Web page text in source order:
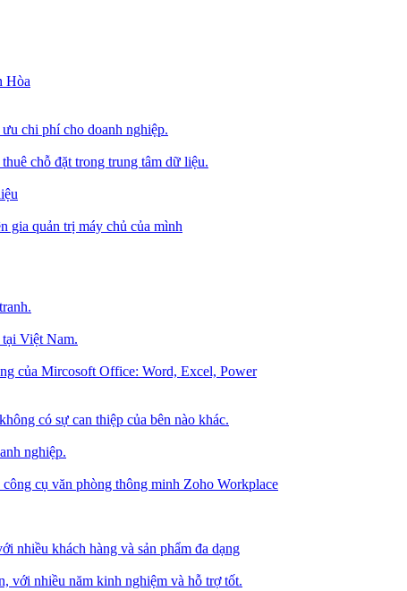
Hòa
chi phí cho doanh nghiệp.
chỗ đặt trong trung tâm dữ liệu.
gia quản trị máy chủ của mình
Việt Nam.
của Mircosoft Office: Word, Excel, Power
có sự can thiệp của bên nào khác.
nghiệp.
cụ văn phòng thông minh Zoho Workplace
nhiều khách hàng và sản phẩm đa dạng
với nhiều năm kinh nghiệm và hỗ trợ tốt.